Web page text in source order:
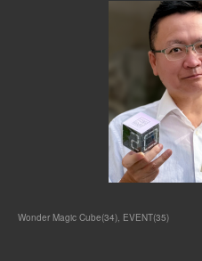
Wonder Magic Cube(34) EVENT(35)